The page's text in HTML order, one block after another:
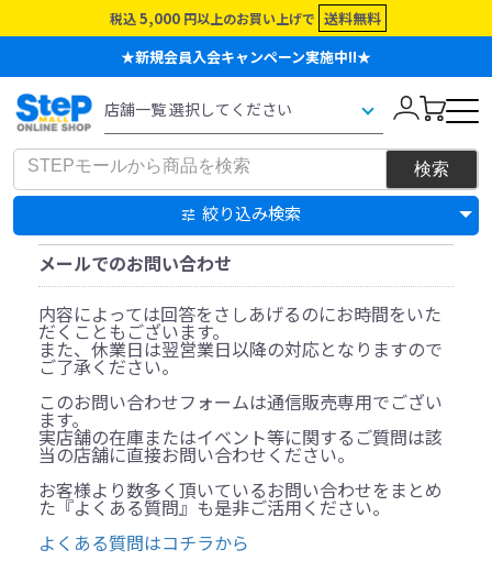
税込 5,000 円以上のお買い上げで 送料無料
★新規会員入会キャンペーン実施中!!★
絞り込み検索
メールでのお問い合わせ
内容によっては回答をさしあげるのにお時間をいた
だくこともございます。
また、休業日は翌営業日以降の対応となりますので
ご了承ください。
このお問い合わせフォームは通信販売専用でござい
ます。
実店舗の在庫またはイベント等に関するご質問は該
当の店舗に直接お問い合わせください。
お客様より数多く頂いているお問い合わせをまとめ
た『よくある質問』も是非ご活用ください。
よくある質問はコチラから